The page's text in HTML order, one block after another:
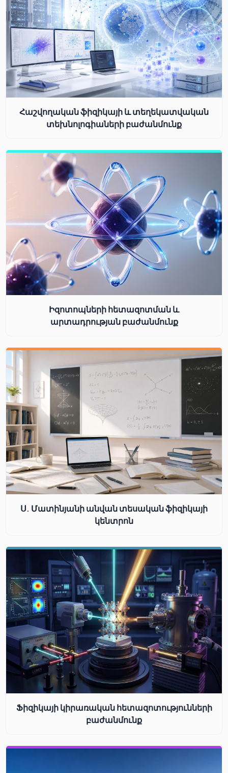
Հաշվողական ֆիզիկայի և տեղեկատվական
տեխնոլոգիաների բաժանմունք
Իզոտոպների հետազոտման և
արտադրության բաժանմունք
Ս. Մատինյանի անվան տեսական ֆիզիկայի
կենտրոն
Ֆիզիկայի կիրառական հետազոտությունների
բաժանմունք